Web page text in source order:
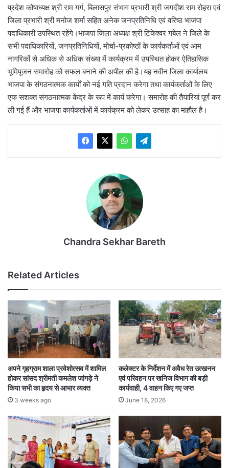
प्रदेश कोषाध्यक्ष श्री राम गर्ग, बिलासपुर संभाग प्रभारी श्री जगदीश राम रोहरा एवं
जिला प्रभारी श्री मनोज शर्मा सहित अनेक जनप्रतिनिधि एवं वरिष्ठ भाजपा
पदाधिकारी उपस्थित रहेंगे।भाजपा जिला अध्यक्ष श्री टिकेश्वर गबेल ने जिले के
सभी पदाधिकारियों, जनप्रतिनिधियों, मोर्चा-प्रकोष्ठों के कार्यकर्ताओं एवं आम
नागरिकों से अधिक से अधिक संख्या में कार्यक्रम में उपस्थित होकर ऐतिहासिक
भूमिपूजन समारोह को सफल बनाने की अपील की है।यह नवीन जिला कार्यालय
भाजपा के संगठनात्मक कार्यों को नई गति प्रदान करेगा तथा कार्यकर्ताओं के लिए
एक सशक्त संगठनात्मक केंद्र के रूप में कार्य करेगा। समारोह की तैयारियां पूर्ण कर
ली गई हैं और भाजपा कार्यकर्ताओं में कार्यक्रम को लेकर उत्साह का माहौल है।
Chandra Sekhar Bareth
Related Articles
अपने गृहग्राम शाला प्रवेशोत्सव में शामिल
होकर सांसद श्रीमती कमलेश जांगड़े ने
किया सभी का हृदय से आभार व्यक्त
3 weeks ago
कलेक्टर के निर्देशन में अवैध रेत उत्खनन
एवं परिवहन पर खनिज विभाग की बड़ी
कार्यवाही, 4 वाहन किए गए जप्त
June 18, 2026